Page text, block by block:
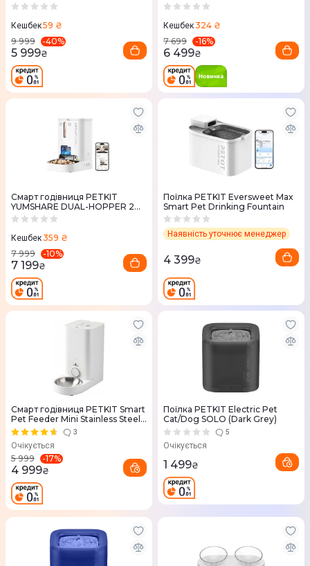
Кешбек59 ₴
9 999
-40%
5 999₴
Кешбек324 ₴
7 699
-16%
6 499₴
Смарт годівниця PETKIT
YUMSHARE DUAL-HOPPER 2
P592
Кешбек359 ₴
7 999
-10%
7 199₴
Поїлка PETKIT Eversweet Max
Smart Pet Drinking Fountain
Наявність уточнює менеджер
4 399₴
Смарт годівниця PETKIT Smart
Pet Feeder Mini Stainless Steel
Bowl
3
Очікується
5 999 -17%
4 999₴
Поїлка PETKIT Electric Pet
Cat/Dog SOLO (Dark Grey)
5
Очікується
1 499₴